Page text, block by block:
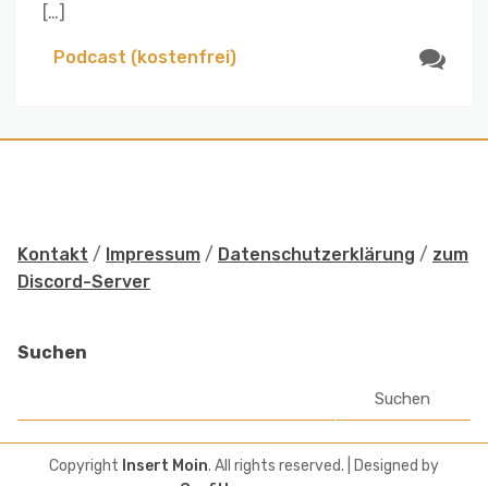
[…]
Podcast (kostenfrei)
Kontakt / Impressum / Datenschutzerklärung / zum
Discord-Server
Suchen
Suchen
Copyright Insert Moin. All rights reserved.
| Designed by